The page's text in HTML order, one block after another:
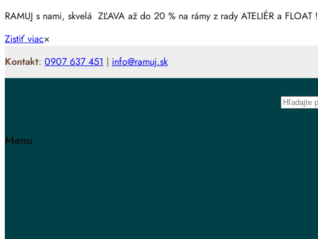
RAMUJ s nami, skvelá ZĽAVA až do 20 % na rámy z rady ATELIÉR a FLOAT !
Zistiť viac×
Kontakt: 0907 637 451 | info@ramuj.sk
Menu